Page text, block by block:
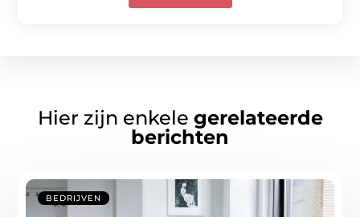
Hier zijn enkele gerelateerde
berichten
BEDRIJVEN